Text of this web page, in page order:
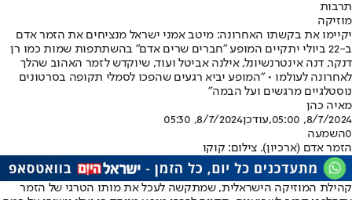
תרבות
מוזיקה
יקיימו את בקשתו האחרונה: מיטב אמני ישראל מנציחים את הזמר אדם
ב-22 ביולי יתקיים המופע "חברים שרים אדם" בהשתתפות שמות כמו רן
דנקר, דנה אינטרנשיונל, אילנה אביטל ועוד, שיוקדש לזמר האהוב שהלך
לאחרונה לעולמו • "המופע יביא רגעים שהפכו לסמלי תקופה בסרטונים
נוסטלגיים מרגשים ועל הבמה"
מאיה כהן
8/7/2024, 05:00
,עודכן8/7/2024, 05:30
0השמעה
הזמר אדם (ארכיון). צילום: קוקו
קהילת המוזיקה הישראלית, שמתקשה לעכל את מותו הטרגי של הזמר